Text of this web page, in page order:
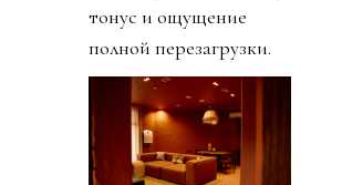
тонус и ощущение
полной перезагрузки.